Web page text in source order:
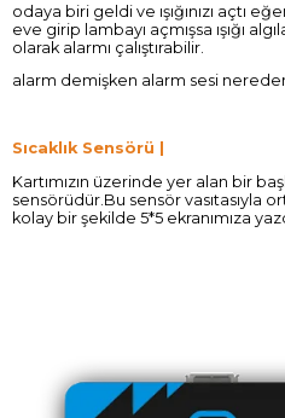
odaya biri geldi ve ışığınızı açtı
eve girip lambayı açmışsa ışığı
olarak alarmı çalıştırabilir.
alarm demişken alarm sesi
Sıcaklık Sensörü |
Kartımızın üzerinde yer alan bir
sensörüdür.Bu sensör vasıtasıyla
kolay bir şekilde 5*5 ekranımıza